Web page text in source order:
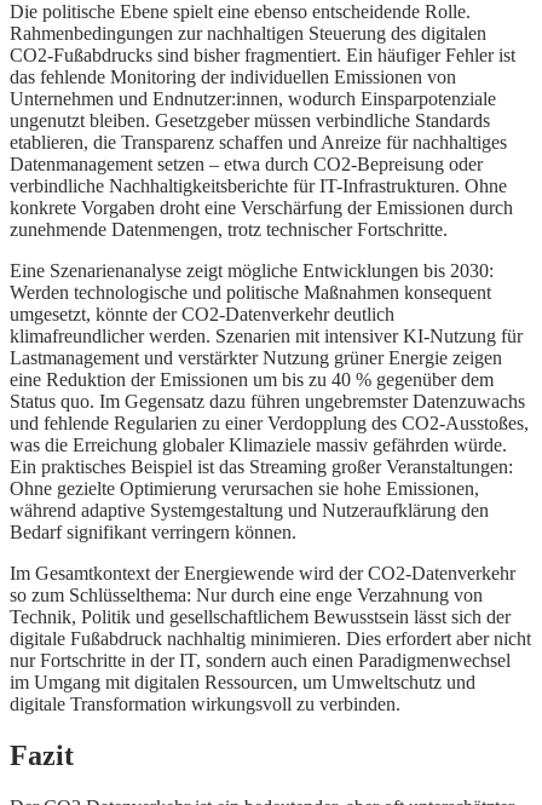
Die politische Ebene spielt eine ebenso entscheidende Rolle.
Rahmenbedingungen zur nachhaltigen Steuerung des digitalen
CO2-Fußabdrucks sind bisher fragmentiert. Ein häufiger Fehler ist
das fehlende Monitoring der individuellen Emissionen von
Unternehmen und Endnutzer:innen, wodurch Einsparpotenziale
ungenutzt bleiben. Gesetzgeber müssen verbindliche Standards
etablieren, die Transparenz schaffen und Anreize für nachhaltiges
Datenmanagement setzen – etwa durch CO2-Bepreisung oder
verbindliche Nachhaltigkeitsberichte für IT-Infrastrukturen. Ohne
konkrete Vorgaben droht eine Verschärfung der Emissionen durch
zunehmende Datenmengen, trotz technischer Fortschritte.
Eine Szenarienanalyse zeigt mögliche Entwicklungen bis 2030:
Werden technologische und politische Maßnahmen konsequent
umgesetzt, könnte der CO2-Datenverkehr deutlich
klimafreundlicher werden. Szenarien mit intensiver KI-Nutzung für
Lastmanagement und verstärkter Nutzung grüner Energie zeigen
eine Reduktion der Emissionen um bis zu 40 % gegenüber dem
Status quo. Im Gegensatz dazu führen ungebremster Datenzuwachs
und fehlende Regularien zu einer Verdopplung des CO2-Ausstoßes,
was die Erreichung globaler Klimaziele massiv gefährden würde.
Ein praktisches Beispiel ist das Streaming großer Veranstaltungen:
Ohne gezielte Optimierung verursachen sie hohe Emissionen,
während adaptive Systemgestaltung und Nutzeraufklärung den
Bedarf signifikant verringern können.
Im Gesamtkontext der Energiewende wird der CO2-Datenverkehr
so zum Schlüsselthema: Nur durch eine enge Verzahnung von
Technik, Politik und gesellschaftlichem Bewusstsein lässt sich der
digitale Fußabdruck nachhaltig minimieren. Dies erfordert aber nicht
nur Fortschritte in der IT, sondern auch einen Paradigmenwechsel
im Umgang mit digitalen Ressourcen, um Umweltschutz und
digitale Transformation wirkungsvoll zu verbinden.
Fazit